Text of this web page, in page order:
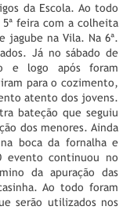
da Escola. Ao todo
feira com a colheita
jagube na Vila. Na 6ª.
Já no sábado de
e logo após foram
para o cozimento,
atento dos jovens.
bateção que seguiu
dos menores. Ainda
boca da fornalha e
evento continuou no
da apuração das
Ao todo foram
serão utilizados nos